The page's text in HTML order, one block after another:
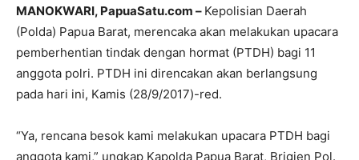
MANOKWARI, PapuaSatu.com – Kepolisian Daerah
(Polda) Papua Barat, merencaka akan melakukan upacara
pemberhentian tindak dengan hormat (PTDH) bagi 11
anggota polri. PTDH ini direncakan akan berlangsung
pada hari ini, Kamis (28/9/2017)-red.
“Ya, rencana besok kami melakukan upacara PTDH bagi
anggota kami,” ungkap Kapolda Papua Barat, Brigjen Pol.